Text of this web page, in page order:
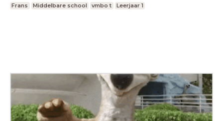
Frans Middelbare school vmbo t Leerjaar 1